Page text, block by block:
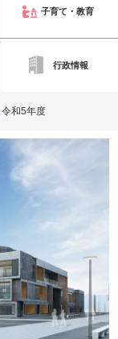
子育て・教育
行政情報
令和5年度